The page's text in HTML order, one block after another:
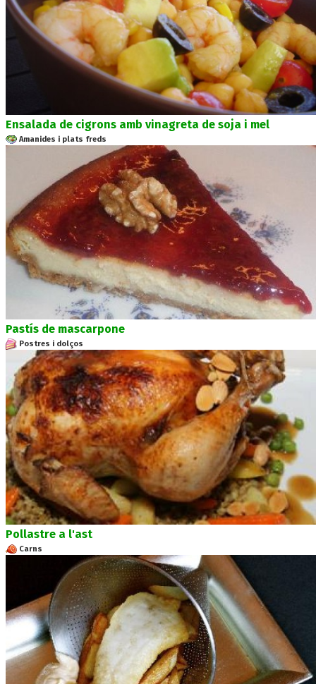
Ensalada de cigrons amb vinagreta de soja i mel
Amanides i plats freds
Pastís de mascarpone
Postres i dolços
Pollastre a l'ast
Carns